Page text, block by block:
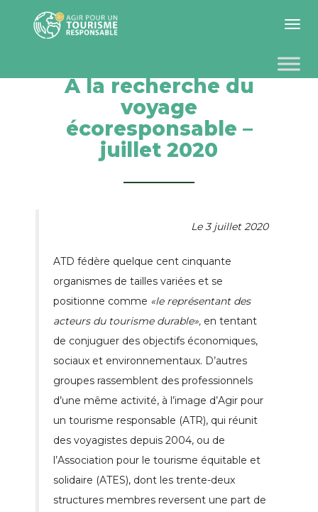
Toggle
A la recherche du
voyage
écoresponsable –
juillet 2020
Le 3 juillet 2020
ATD fédère quelque cent cinquante
organismes de tailles variées et se
positionne comme «le représentant des
acteurs du tourisme durable», en tentant
de conjuguer des objectifs économiques,
sociaux et environnementaux. D’autres
groupes rassemblent des professionnels
d’une même activité, à l’image d’Agir pour
un tourisme responsable (ATR), qui réunit
des voyagistes depuis 2004, ou de
l’Association pour le tourisme équitable et
solidaire (ATES), dont les trente-deux
structures membres reversent une part de